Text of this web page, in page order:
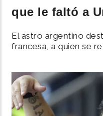
SUCESOS
NACIONAL
SHOW
que le faltó a
El astro argentino
francesa, a quien se